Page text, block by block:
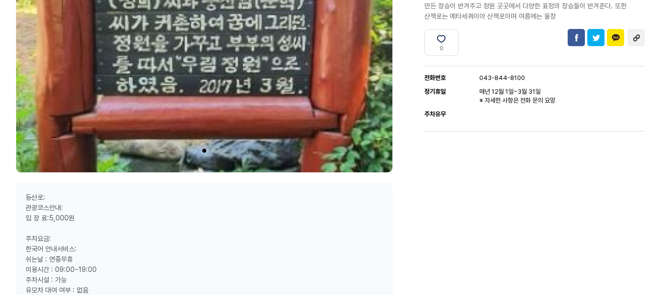
만든 장승이 반겨주고 정원 곳곳에서 다양한 표정의 장승들이 반겨준다. 또한
산책로는 메타세쿼이아 산책로이며 여름에는 울창
0
전화번호
043-844-8100
정기휴일
매년 12월 1일~3월 31일
※ 자세한 사항은 전화 문의 요망
주차유무
등산로:
관광코스안내:
입 장 료:5,000원
주차요금:
한국어 안내서비스:
쉬는날 : 연중무휴
이용시간 : 09:00~19:00
주차시설 : 가능
유모차 대여 여부 : 없음